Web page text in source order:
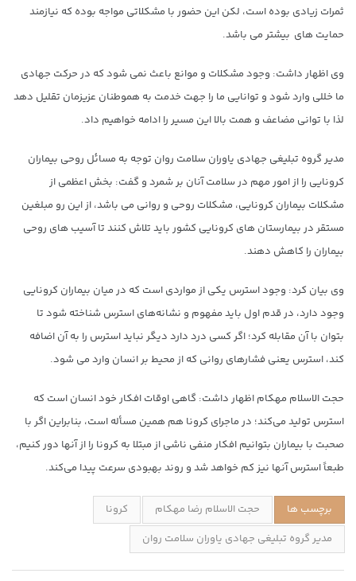
ثمرات زیادی بوده است، لکن این حضور با مشکلاتی مواجه بوده که نیازمند
حمایت های بیشتر می باشد.
وی اظهار داشت: وجود مشکلات و موانع باعث نمی شود که در حرکت جهادی
ما خللی وارد شود و توانایی ما را جهت خدمت به هموطنان عزیزمان تقلیل دهد
لذا با توانی مضاعف و همت بالا این مسیر را ادامه خواهیم داد.
مدیر گروه تبلیغی جهادی یاوران سلامت روان توجه به مسائل روحی بیماران
کرونایی را از امور مهم در سلامت آنان بر شمرد و گفت: بخش اعظمی از
مشکلات بیماران کرونایی، مشکلات روحی و روانی می باشد، از این رو مبلغین
مستقر در بیمارستان های کرونایی کشور باید تلاش کنند تا آسیب های روحی
بیماران را کاهش دهند.
وی بیان کرد: وجود استرس یکی از مواردی است که در میان بیماران کرونایی
وجود دارد، در قدم اول باید مفهوم و نشانه‌های استرس شناخته شود تا
بتوان با آن مقابله کرد؛ اگر کسی درد دارد دیگر نباید استرس را به آن اضافه
کند، استرس یعنی فشارهای روانی که از محیط بر انسان وارد می شود.
حجت الاسلام مهکام اظهار داشت: گاهی اوقات افکار خود انسان است که
استرس تولید می‌کند؛ در ماجرای کرونا هم همین مسأله است، بنابراین اگر با
صحبت با بیماران بتوانیم افکار منفی ناشی از مبتلا به کرونا را از آنها دور کنیم،
طبعاً استرس آنها نیز کم خواهد شد و روند بهبودی سرعت پیدا می‌کند.
برچسب ها حجت الاسلام رضا مهکام
کرونا
مدیر گروه تبلیغی جهادی یاوران سلامت روان